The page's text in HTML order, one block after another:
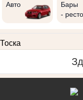
Авто
Бары
-
Тоска